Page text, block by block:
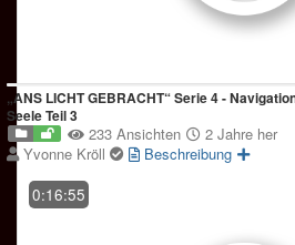
„ANS LICHT GEBRACHT“ Serie 4 -
Seele Teil 3
233 Ansichten
2 Jahre her
Yvonne Kröll
Beschreibung
0:16:55